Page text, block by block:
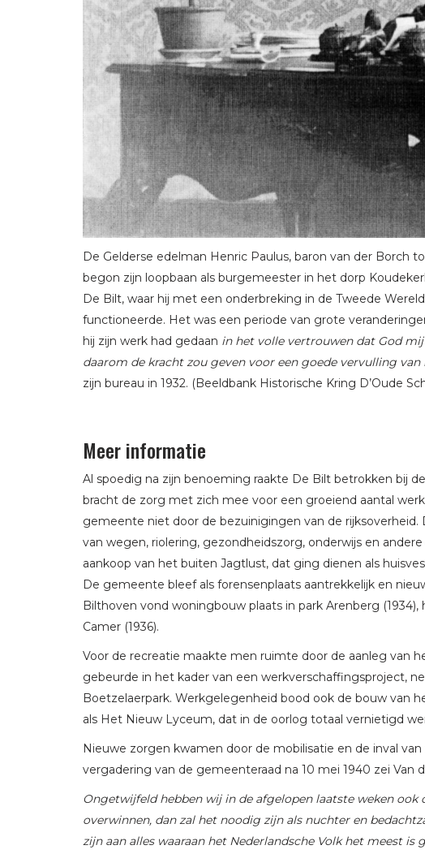
De Gelderse edelman Henric Paulus, baron van der Borch
begon zijn loopbaan als burgemeester in het dorp
De Bilt, waar hij met een onderbreking in de Tweede
functioneerde. Het was een periode van grote
hij zijn werk had gedaan in het volle vertrouwen dat God
daarom de kracht zou geven voor een goede vervulling
zijn bureau in 1932. (Beeldbank Historische Kring D’Oude
Meer informatie
Al spoedig na zijn benoeming raakte De Bilt betrokken bij
bracht de zorg met zich mee voor een groeiend aantal
gemeente niet door de bezuinigingen van de
van wegen, riolering, gezondheidszorg, onderwijs en
aankoop van het buiten Jagtlust, dat ging dienen als
De gemeente bleef als forensenplaats aantrekkelijk en
Bilthoven vond woningbouw plaats in park Arenberg
Camer (1936).
Voor de recreatie maakte men ruimte door de aanleg van
gebeurde in het kader van een werkverschaffingsproject,
Boetzelaerpark. Werkgelegenheid bood ook de bouw van
als Het Nieuw Lyceum, dat in de oorlog totaal vernietigd
Nieuwe zorgen kwamen door de mobilisatie en de inval
vergadering van de gemeenteraad na 10 mei 1940 zei Van
Ongetwijfeld hebben wij in de afgelopen laatste weken
overwinnen, dan zal het noodig zijn als nuchter en
zijn aan alles waaraan het Nederlandsche Volk het meest is